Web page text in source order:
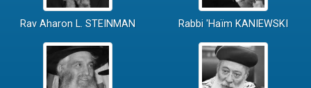
Rav Aharon L. STEINMAN Rabbi 'Haïm KANIEWSKI